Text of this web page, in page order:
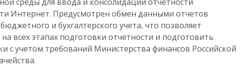
Интернет. Предусмотрен обмен данными отчетов
и бухгалтерского учета, что позволяет
всех этапах подготовки отчетности и подготовить
с учетом требований Министерства финансов Российской